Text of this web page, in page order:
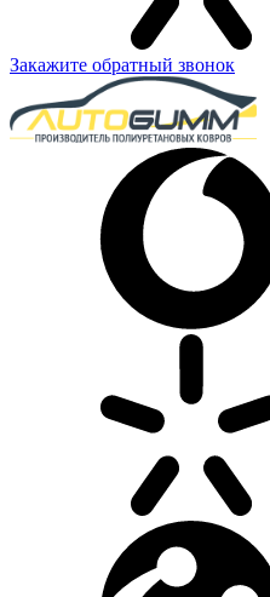
Закажите обратный звонок